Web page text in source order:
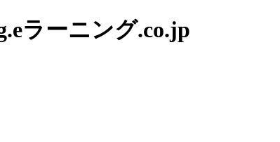
ラーニング.co.jp